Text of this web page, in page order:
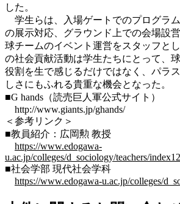
した。
学生らは、入場ゲートでのプログラ
の展示対応、グラウンド上での会場設
球チームのイベント運営をスタッフと
の社会貢献活動は学生たちにとって、
役割を生で感じるだけではなく、パラ
しさにもふれる貴重な機会となった。
■G hands（読売巨人軍公式サイト）
http://www.giants.jp/ghands/
＜参考リンク＞
■教員紹介：広岡勲 教授
https://www.edogawa-
u.ac.jp/colleges/d_sociology/teachers/
■社会学部 現代社会学科
https://www.edogawa-u.ac.jp/colleges/